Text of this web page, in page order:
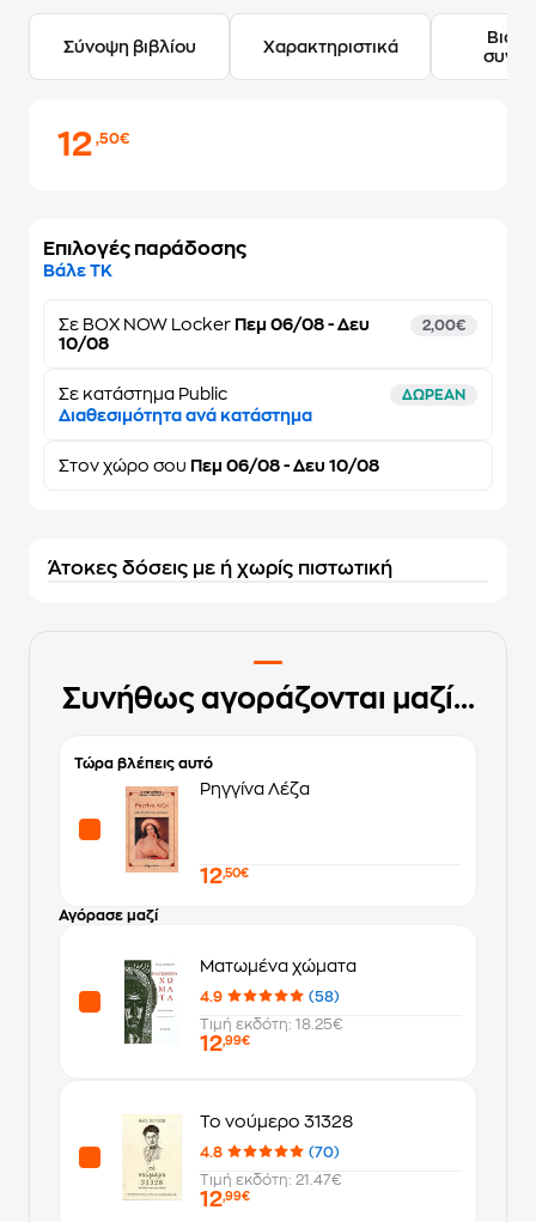
Σύνοψη βιβλίου Χαρακτηριστικά
12,50€
Επιλογές παράδοσης
Βάλε ΤΚ
Σε BOX NOW Locker Πεμ 06/08 - Δευ
10/08
2,00€
Σε κατάστημα Public ΔΩΡΕΑΝ
Διαθεσιμότητα ανά κατάστημα
Στον χώρο σου Πεμ 06/08 - Δευ 10/08
Άτοκες δόσεις με ή χωρίς πιστωτική
Συνήθως αγοράζονται μαζί...
Τώρα βλέπεις αυτό
Ρηγγίνα Λέζα
12,50€
Αγόρασε μαζί
Ματωμένα χώματα
4.9
(58)
Τιμή εκδότη: 18.25€
12,99€
Το νούμερο 31328
4.8
(70)
Τιμή εκδότη: 21.47€
12,99€